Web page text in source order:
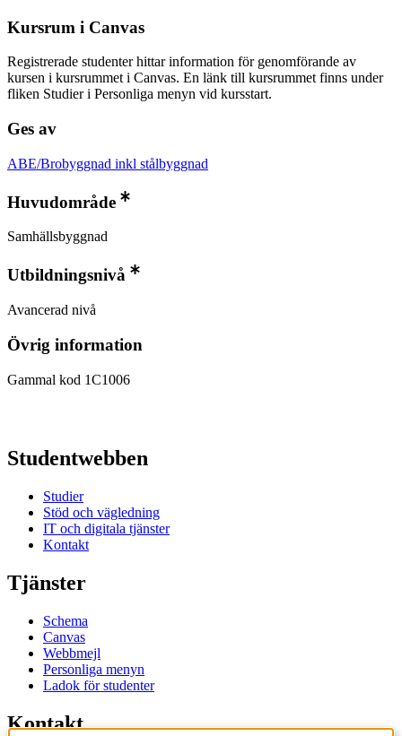
Kursrum i Canvas
Registrerade studenter hittar information för genomförande av
kursen i kursrummet i Canvas. En länk till kursrummet finns under
fliken Studier i Personliga menyn vid kursstart.
Ges av
ABE/Brobyggnad inkl stålbyggnad
Huvudområde
Samhällsbyggnad
Utbildningsnivå
Avancerad nivå
Övrig information
Gammal kod 1C1006
Studentwebben
Studier
Stöd och vägledning
IT och digitala tjänster
Kontakt
Tjänster
Schema
Canvas
Webbmejl
Personliga menyn
Ladok för studenter
Kontakt